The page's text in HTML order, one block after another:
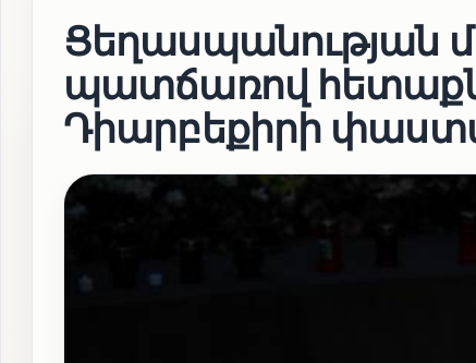
Ցեղասպանության
պատճառով
Դիարբեքիրի